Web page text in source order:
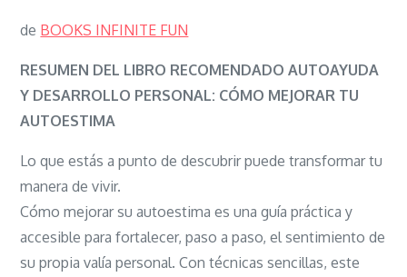
Y
DESARROLLO
mejorar
autoestima
de BOOKS INFINITE FUN
RESUMEN DEL LIBRO RECOMENDADO AUTOAYUDA
Y DESARROLLO PERSONAL: CÓMO MEJORAR TU
AUTOESTIMA
Lo que estás a punto de descubrir puede transformar tu
manera de vivir.
Cómo mejorar su autoestima es una guía práctica y
accesible para fortalecer, paso a paso, el sentimiento de
su propia valía personal. Con técnicas sencillas, este